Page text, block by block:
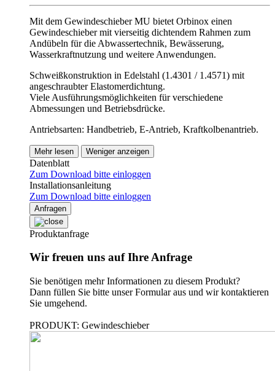
Mit dem Gewindeschieber MU bietet Orbinox einen
Gewindeschieber mit vierseitig dichtendem Rahmen zum
Andübeln für die Abwassertechnik, Bewässerung,
Wasserkraftnutzung und weitere Anwendungen.
Schweißkonstruktion in Edelstahl (1.4301 / 1.4571) mit
angeschraubter Elastomerdichtung.
Viele Ausführungsmöglichkeiten für verschiedene
Abmessungen und Betriebsdrücke.
Antriebsarten: Handbetrieb, E-Antrieb, Kraftkolbenantrieb.
Mehr lesen Weniger anzeigen
Datenblatt
Zum Download bitte einloggen
Installationsanleitung
Zum Download bitte einloggen
Anfragen
Produktanfrage
Wir freuen uns auf Ihre Anfrage
Sie benötigen mehr Informationen zu diesem Produkt?
Dann füllen Sie bitte unser Formular aus und wir kontaktieren
Sie umgehend.
PRODUKT: Gewindeschieber